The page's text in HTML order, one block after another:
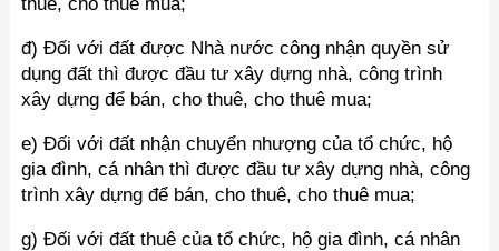
đ) Đối với đất được Nhà nước công nhận quyền sử
dụng đất thì được đầu tư xây dựng nhà, công trình
xây dựng để bán, cho thuê, cho thuê mua;
e) Đối với đất nhận chuyển nhượng của tổ chức, hộ
gia đình, cá nhân thì được đầu tư xây dựng nhà, công
trình xây dựng để bán, cho thuê, cho thuê mua;
g) Đối với đất thuê của tổ chức, hộ gia đình, cá nhân